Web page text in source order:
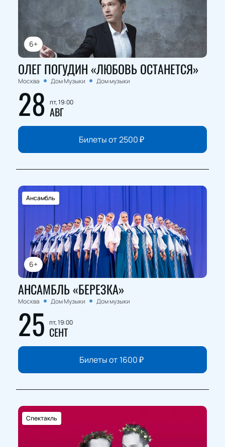
6+
ОЛЕГ ПОГУДИН «ЛЮБОВЬ ОСТАНЕТСЯ»
Москва Дом Музыки Дом музыки
28 пт, 19:00
АВГ
Билеты от2500₽
6+
Ансамбль
АНСАМБЛЬ «БЕРЕЗКА»
Москва Дом Музыки Дом музыки
25 пт, 19:00
СЕНТ
Билеты от 1600₽
Спектакль